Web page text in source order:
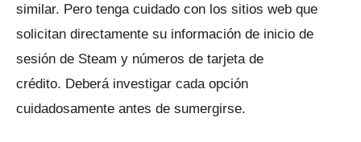
similar. Pero tenga cuidado con los sitios web que
solicitan directamente su información de inicio de
sesión de Steam y números de tarjeta de
crédito. Deberá investigar cada opción
cuidadosamente antes de sumergirse.